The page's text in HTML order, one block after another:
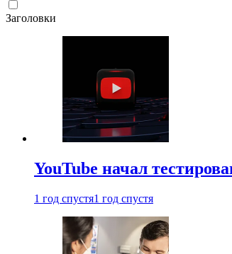
Заголовки
YouTube начал
1 год спустя1 год спустя